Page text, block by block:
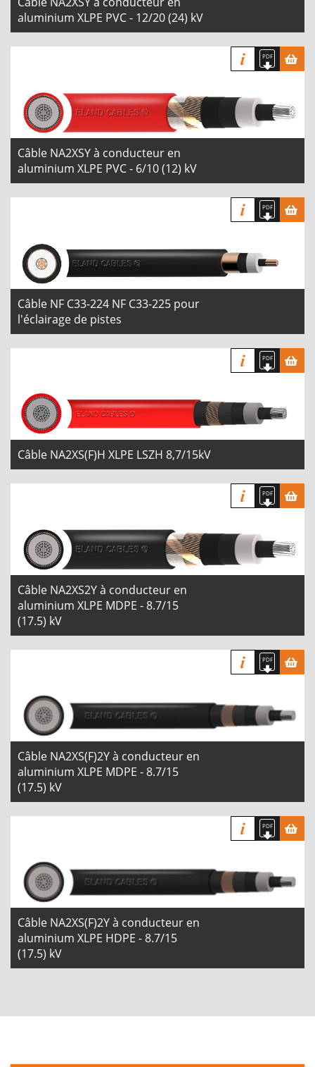
aluminium XLPE PVC - 12/20 (24) kV
Câble NA2XSY à conducteur en
aluminium XLPE PVC - 6/10 (12) kV
Câble NF C33-224 NF C33-225 pour
l'éclairage de pistes
Câble NA2XS(F)H XLPE LSZH 8,7/15kV
Câble NA2XS2Y à conducteur en
aluminium XLPE MDPE - 8.7/15
(17.5) kV
Câble NA2XS(F)2Y à conducteur en
aluminium XLPE MDPE - 8.7/15
(17.5) kV
Câble NA2XS(F)2Y à conducteur en
aluminium XLPE HDPE - 8.7/15
(17.5) kV